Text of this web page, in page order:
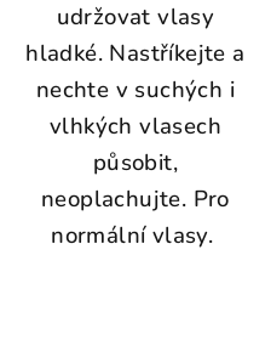
udržovat vlasy
hladké. Nastříkejte a
nechte v suchých i
vlhkých vlasech
působit,
neoplachujte. Pro
normální vlasy.